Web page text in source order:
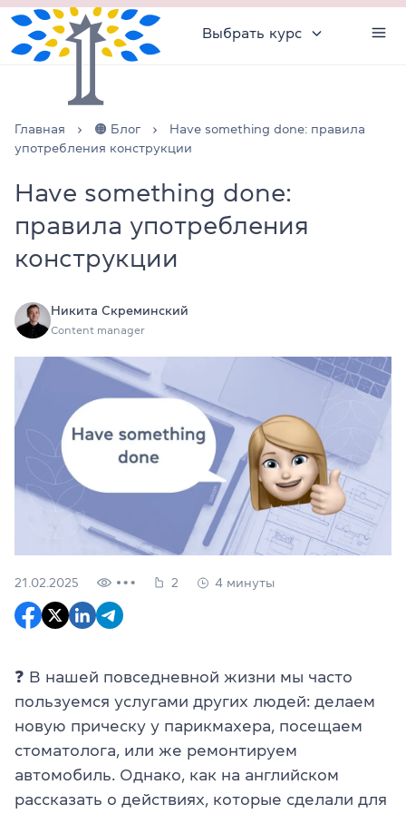
Выбрать курс
Главная 🟠 Блог
Have something done: правила
употребления конструкции
Have something done:
правила употребления
конструкции
Никита Скреминский
Content manager
21.02.2025 2 4 минуты
❓ В нашей повседневной жизни мы часто
пользуемся услугами других людей: делаем
новую прическу у парикмахера, посещаем
стоматолога, или же ремонтируем
автомобиль. Однако, как на английском
рассказать о действиях, которые сделали для